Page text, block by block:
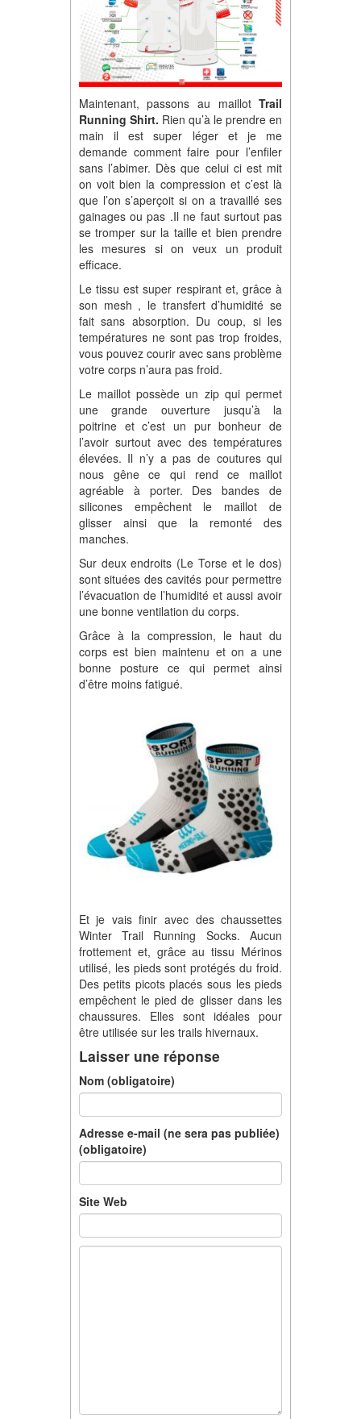
Maintenant, passons au maillotTrail
Running Shirt. Rien qu’à le prendre en
main il est super léger et je me
demande comment faire pour l’enfiler
sans l’abimer. Dès que celui ci est mit
on voit bien la compression et c’est là
que l’on s’aperçoit si on a travaillé ses
gainages ou pas .Il ne faut surtout pas
se tromper sur la taille et bien prendre
les mesures si on veux un produit
efficace.
Le tissu est super respirant et, grâce à
son mesh , le transfert d’humidité se
fait sans absorption. Du coup, si les
températures ne sont pas trop froides,
vous pouvez courir avec sans problème
votre corps n’aura pas froid.
Le maillot possède un zip qui permet
une grande ouverture jusqu’à la
poitrine et c’est un pur bonheur de
l’avoir surtout avec des températures
élevées. Il n’y a pas de coutures qui
nous gêne ce qui rend ce maillot
agréable à porter. Des bandes de
silicones empêchent le maillot de
glisser ainsi que la remonté des
manches.
Sur deux endroits (Le Torse et le dos)
sont situées des cavités pour permettre
l’évacuation de l’humidité et aussi avoir
une bonne ventilation du corps.
Grâce à la compression, le haut du
corps est bien maintenu et on a une
bonne posture ce qui permet ainsi
d’être moins fatigué.
Et je vais finir avec des chaussettes
Winter Trail Running Socks. Aucun
frottement et, grâce au tissu Mérinos
utilisé, les pieds sont protégés du froid.
Des petits picots placés sous les pieds
empêchent le pied de glisser dans les
chaussures. Elles sont idéales pour
être utilisée sur les trails hivernaux.
Laisser une réponse
Nom (obligatoire)
Adresse e-mail (ne sera pas publiée)
(obligatoire)
Site Web